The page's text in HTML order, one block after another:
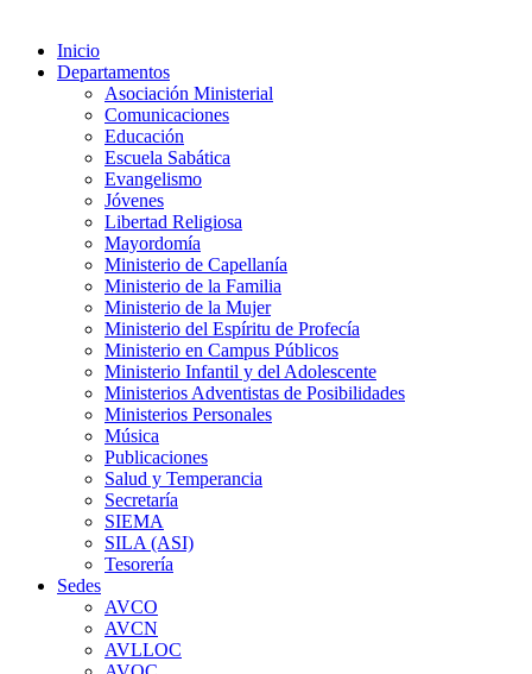
Inicio
Departamentos
Asociación Ministerial
Comunicaciones
Educación
Escuela Sabática
Evangelismo
Jóvenes
Libertad Religiosa
Mayordomía
Ministerio de Capellanía
Ministerio de la Familia
Ministerio de la Mujer
Ministerio del Espíritu de Profecía
Ministerio en Campus Públicos
Ministerio Infantil y del Adolescente
Ministerios Adventistas de Posibilidades
Ministerios Personales
Música
Publicaciones
Salud y Temperancia
Secretaría
SIEMA
SILA (ASI)
Tesorería
Sedes
AVCO
AVCN
AVLLOC